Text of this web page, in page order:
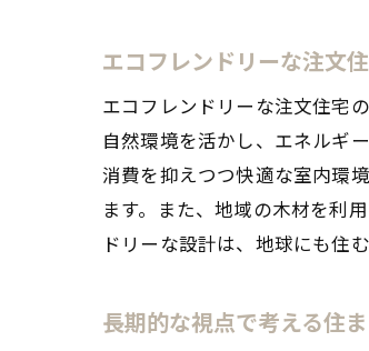
エコフレンドリーな注文
エコフレンドリーな注文住宅
自然環境を活かし、エネルギ
消費を抑えつつ快適な室内環
ます。また、地域の木材を利
ドリーな設計は、地球にも住
長期的な視点で考える住